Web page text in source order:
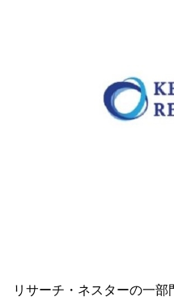
リサーチ・ネスターの一